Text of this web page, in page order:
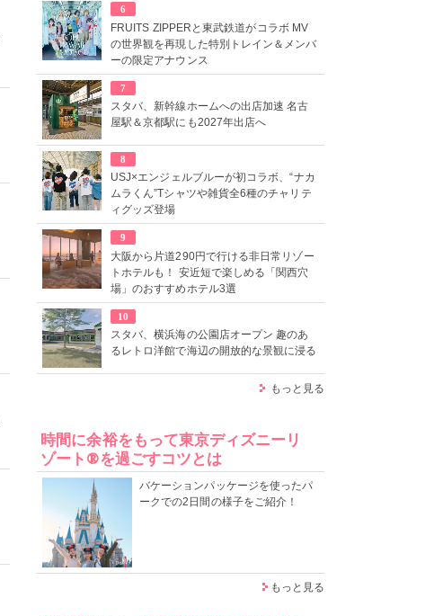
6
FRUITS ZIPPERと東武鉄道がコラボ MV
の世界観を再現した特別トレイン＆メンバ
ーの限定アナウンス
7
スタバ、新幹線ホームへの出店加速 名古
屋駅＆京都駅にも2027年出店へ
8
USJ×エンジェルブルーが初コラボ、“ナカ
ムラくん”Tシャツや雑貨全6種のチャリテ
ィグッズ登場
9
大阪から片道290円で行ける非日常リゾー
トホテルも！ 安近短で楽しめる「関西穴
場」のおすすめホテル3選
10
スタバ、横浜海の公園店オープン 趣のあ
るレトロ洋館で海辺の開放的な景観に浸る
もっと見る
時間に余裕をもって東京ディズニーリ
ゾート®を過ごすコツとは
バケーションパッケージを使ったパ
ークでの2日間の様子をご紹介！
もっと見る